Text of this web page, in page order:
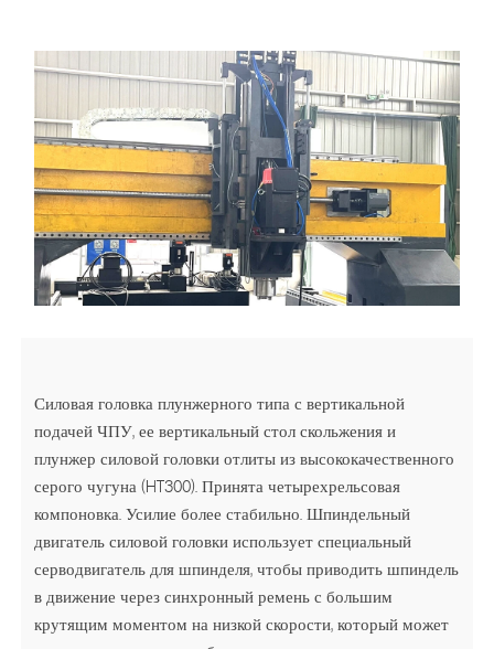
Силовая головка плунжерного типа с вертикальной
подачей ЧПУ, ее вертикальный стол скольжения и
плунжер силовой головки отлиты из высококачественного
серого чугуна (HT300). Принята четырехрельсовая
компоновка. Усилие более стабильно. Шпиндельный
двигатель силовой головки использует специальный
серводвигатель для шпинделя, чтобы приводить шпиндель
в движение через синхронный ремень с большим
крутящим моментом на низкой скорости, который может